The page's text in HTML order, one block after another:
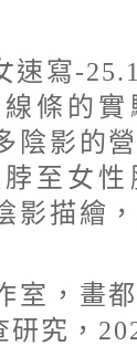
速寫-
條的實
陰影的
至女性
影描繪
室，畫
究，